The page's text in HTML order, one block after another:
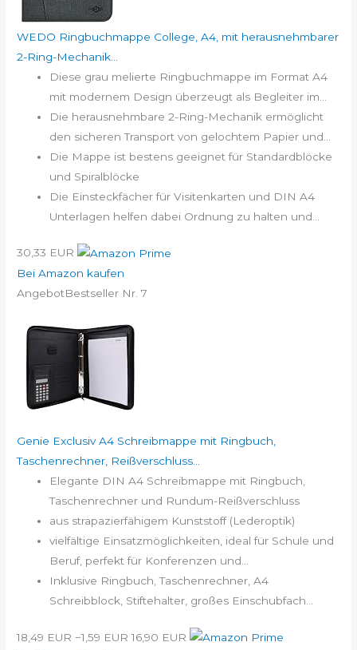
WEDO Ringbuchmappe College, A4, mit herausnehmbarer
2-Ring-Mechanik...
Diese grau melierte Ringbuchmappe im Format A4
mit modernem Design überzeugt als Begleiter im...
Die herausnehmbare 2-Ring-Mechanik ermöglicht
den sicheren Transport von gelochtem Papier und...
Die Mappe ist bestens geeignet für Standardblöcke
und Spiralblöcke
Die Einsteckfächer für Visitenkarten und DIN A4
Unterlagen helfen dabei Ordnung zu halten und...
30,33 EUR
Bei Amazon kaufen
AngebotBestseller Nr. 7
Genie Exclusiv A4 Schreibmappe mit Ringbuch,
Taschenrechner, Reißverschluss...
Elegante DIN A4 Schreibmappe mit Ringbuch,
Taschenrechner und Rundum-Reißverschluss
aus strapazierfähigem Kunststoff (Lederoptik)
vielfältige Einsatzmöglichkeiten, ideal für Schule und
Beruf, perfekt für Konferenzen und...
Inklusive Ringbuch, Taschenrechner, A4
Schreibblock, Stiftehalter, großes Einschubfach...
18,49 EUR −1,59 EUR 16,90 EUR